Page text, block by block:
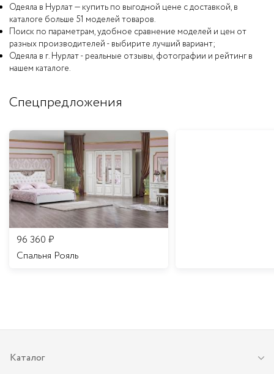
Одеяла в Нурлат — купить по выгодной цене с доставкой, в
каталоге больше 51 моделей товаров.
Поиск по параметрам, удобное сравнение моделей и цен от
разных производителей - выбирите лучший вариант;
Одеяла в г. Нурлат - реальные отзывы, фотографии и рейтинг в
нашем каталоге.
Спецпредложения
96 360 ₽
Спальня Рояль
Каталог